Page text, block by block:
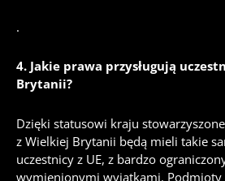
.
4. Jakie prawa przysługują
Brytanii?
Dzięki statusowi kraju
z Wielkiej Brytanii będą mieli takie
uczestnicy z UE, z bardzo
wymienionymi wyjątkami. Podmioty